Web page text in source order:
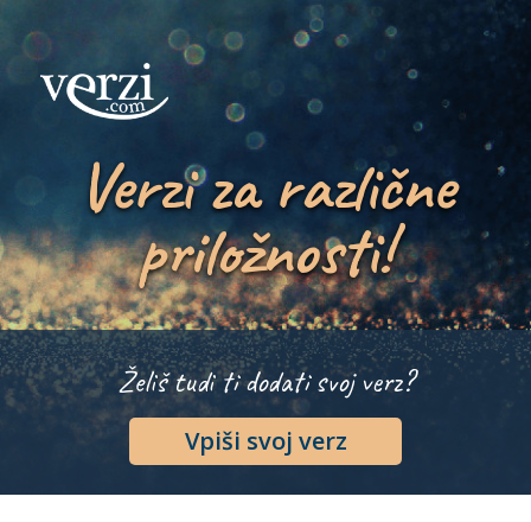
Verzi za različne
priložnosti!
Želiš tudi ti dodati svoj verz?
Vpiši svoj verz